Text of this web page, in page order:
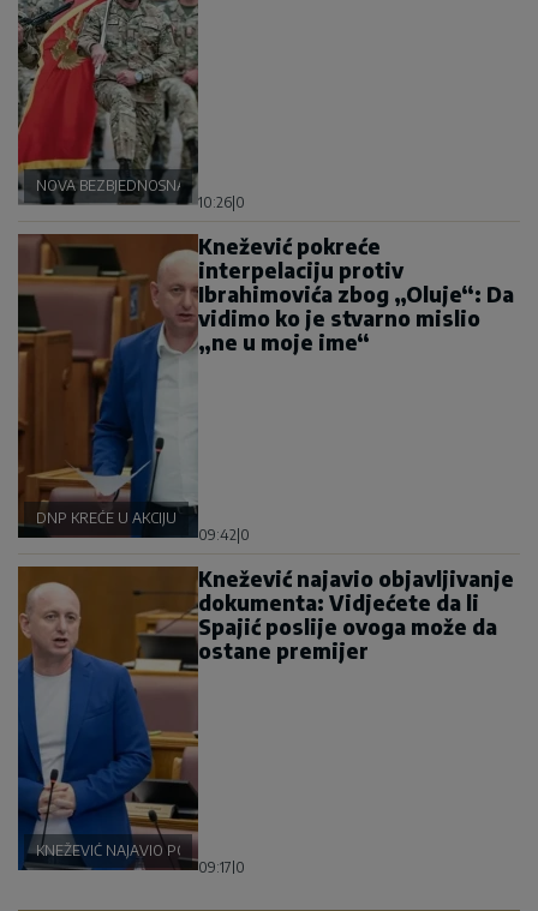
NOVA BEZBJEDNOSNA OSOVINA
10:26|0
DNP KREĆE U AKCIJU
Knežević pokreće
interpelaciju protiv
Ibrahimovića zbog „Oluje“: Da
vidimo ko je stvarno mislio
„ne u moje ime“
09:42|0
KNEŽEVIĆ NAJAVIO POLITIČKU BURU
Knežević najavio objavljivanje
dokumenta: Vidjećete da li
Spajić poslije ovoga može da
ostane premijer
09:17|0